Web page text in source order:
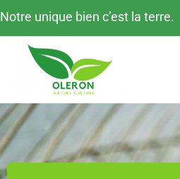
Notre unique bien c’est la terre.